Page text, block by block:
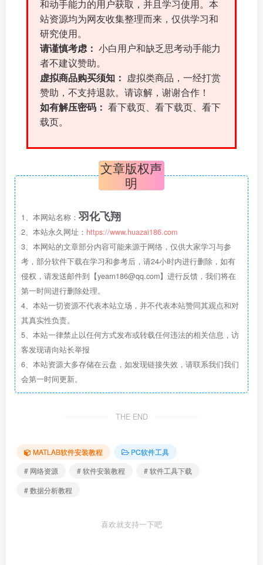
和动手能力的用户获取，并且学习使用。本
站资源均为网友收集整理而来，仅供学习和
研究使用。
请谨慎考虑： 小白用户和缺乏思考动手能力
者不建议赞助。
虚拟商品购买须知：
虚拟类商品，一经打赏
赞助，不支持退款。请谅解，谢谢合作！
如有解压密码： 看下载页、看下载页、看下
载页。
文章版权声
明
1、本网站名称： 羽化飞翔
2、本站永久网址： https://www.huazai186.com
3、本网站的文章部分内容可能来源于网络，仅供大家学习与参
考，部分软件下载在学习和参考后，请24小时内进行删除，如有
侵权，请发送邮件到【yearn186@qq.com】进行反馈，我们将在
第一时间进行删除处理。
4、本站一切资源不代表本站立场，并不代表本站赞同其观点和对
其真实性负责。
5、本站一律禁止以任何方式发布或转载任何违法的相关信息，访
客发现请向站长举报
6、本站资源大多存储在云盘，如发现链接失效，请联系我们我们
会第一时间更新。
THE END
MATLAB软件安装教程
PC软件工具
# 网络资源
# 软件安装教程
# 软件工具下载
# 数据分析教程
喜欢就支持一下吧